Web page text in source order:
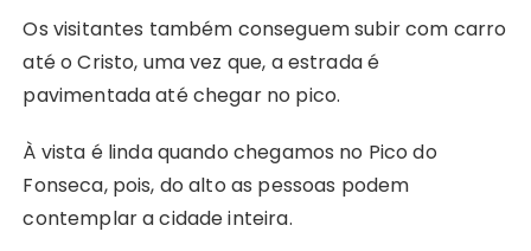
Os visitantes também conseguem subir com carro
até o Cristo, uma vez que, a estrada é
pavimentada até chegar no pico.
À vista é linda quando chegamos no Pico do
Fonseca, pois, do alto as pessoas podem
contemplar a cidade inteira.